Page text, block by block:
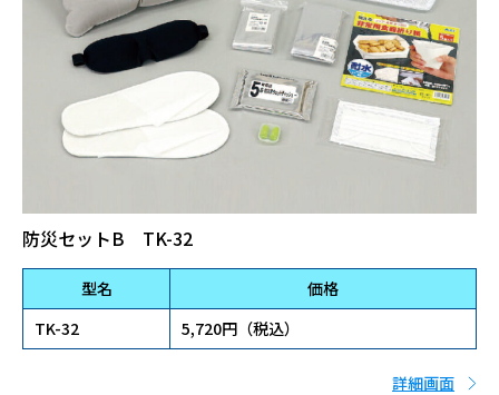
防災セットB TK-32
型名
価格
TK-32
5,720円（税込）
詳細画面